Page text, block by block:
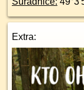
Extra: